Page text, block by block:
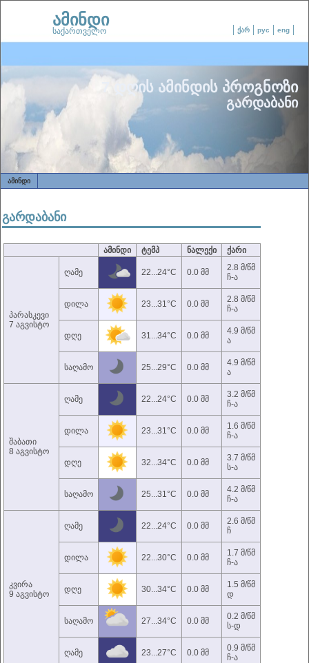
ქარ рус eng
ამინდი
საქართველო
7 დღის ამინდის პროგნოზი
გარდაბანი
ᲐᲛᲘᲜᲓᲘ
გარდაბანი
ამინდი ტემპ ნალექი ქარი
პარასკევი
7 აგვისტო
ღამე 22...24°C 0.0 მმ
2.8 მ/წმ
ჩ-ა
დილა 23...31°C 0.0 მმ
2.8 მ/წმ
ჩ-ა
დღე 31...34°C 0.0 მმ
4.9 მ/წმ
ა
საღამო 25...29°C 0.0 მმ
4.9 მ/წმ
ა
შაბათი
8 აგვისტო
ღამე 22...24°C 0.0 მმ
3.2 მ/წმ
ჩ-ა
დილა 23...31°C 0.0 მმ
1.6 მ/წმ
ჩ-ა
დღე 32...34°C 0.0 მმ
3.7 მ/წმ
ს-ა
საღამო 25...31°C 0.0 მმ
4.2 მ/წმ
ჩ-ა
კვირა
9 აგვისტო
ღამე 22...24°C 0.0 მმ
2.6 მ/წმ
ჩ
დილა 22...30°C 0.0 მმ
1.7 მ/წმ
ჩ-ა
დღე 30...34°C 0.0 მმ
1.5 მ/წმ
დ
საღამო 27...34°C 0.0 მმ
0.2 მ/წმ
ს-დ
ღამე 23...27°C 0.0 მმ
0.9 მ/წმ
ჩ-ა